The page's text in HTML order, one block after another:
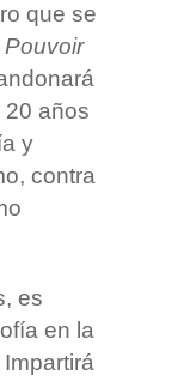
que se
Pouvoir
20 años
y
contra
es
en la